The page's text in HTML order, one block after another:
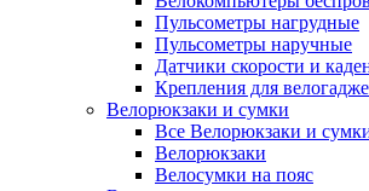
Пульсометры нагрудные
Пульсометры наручные
Датчики скорости и
Крепления для
Велорюкзаки и сумки
Все Велорюкзаки и
Велорюкзаки
Велосумки на пояс